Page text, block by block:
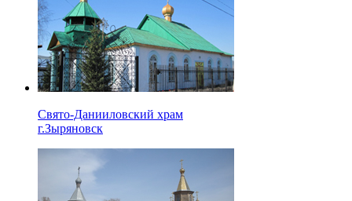
Свято-Данииловский храм
г.Зыряновск